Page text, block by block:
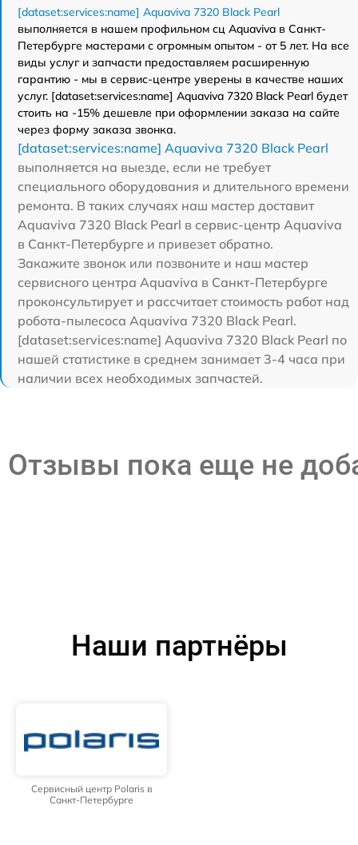
[dataset:services:name] Aquaviva 7320 Black Pearl
выполняется в нашем профильном сц Aquaviva в Санкт-
Петербурге мастерами с огромным опытом - от 5 лет. На все
виды услуг и запчасти предоставляем расширенную
гарантию - мы в сервис-центре уверены в качестве наших
услуг. [dataset:services:name] Aquaviva 7320 Black Pearl будет
стоить на -15% дешевле при оформлении заказа на сайте
через форму заказа звонка.
[dataset:services:name] Aquaviva 7320 Black Pearl
выполняется на выезде, если не требует
специального оборудования и длительного времени
ремонта. В таких случаях наш мастер доставит
Aquaviva 7320 Black Pearl в сервис-центр Aquaviva
в Санкт-Петербурге и привезет обратно.
Закажите звонок или позвоните и наш мастер
сервисного центра Aquaviva в Санкт-Петербурге
проконсультирует и рассчитает стоимость работ над
робота-пылесоса Aquaviva 7320 Black Pearl.
[dataset:services:name] Aquaviva 7320 Black Pearl по
нашей статистике в среднем занимает 3-4 часа при
наличии всех необходимых запчастей.
Отзывы пока еще не
Наши партнёры
Сервисный центр Polaris в
Санкт-Петербурге